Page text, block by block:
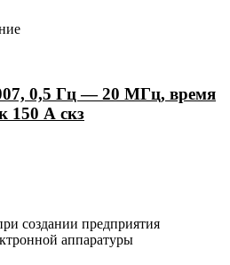
0,5 Гц — 20 МГц, время
150 А скз
создании предприятия
аппаратуры